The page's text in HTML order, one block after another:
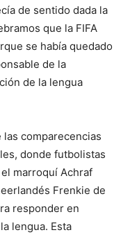
de sentido dada la
que la FIFA
se había quedado
de la
de la lengua
comparecencias
donde futbolistas
marroquí Achraf
Frenkie de
responder en
lengua. Esta